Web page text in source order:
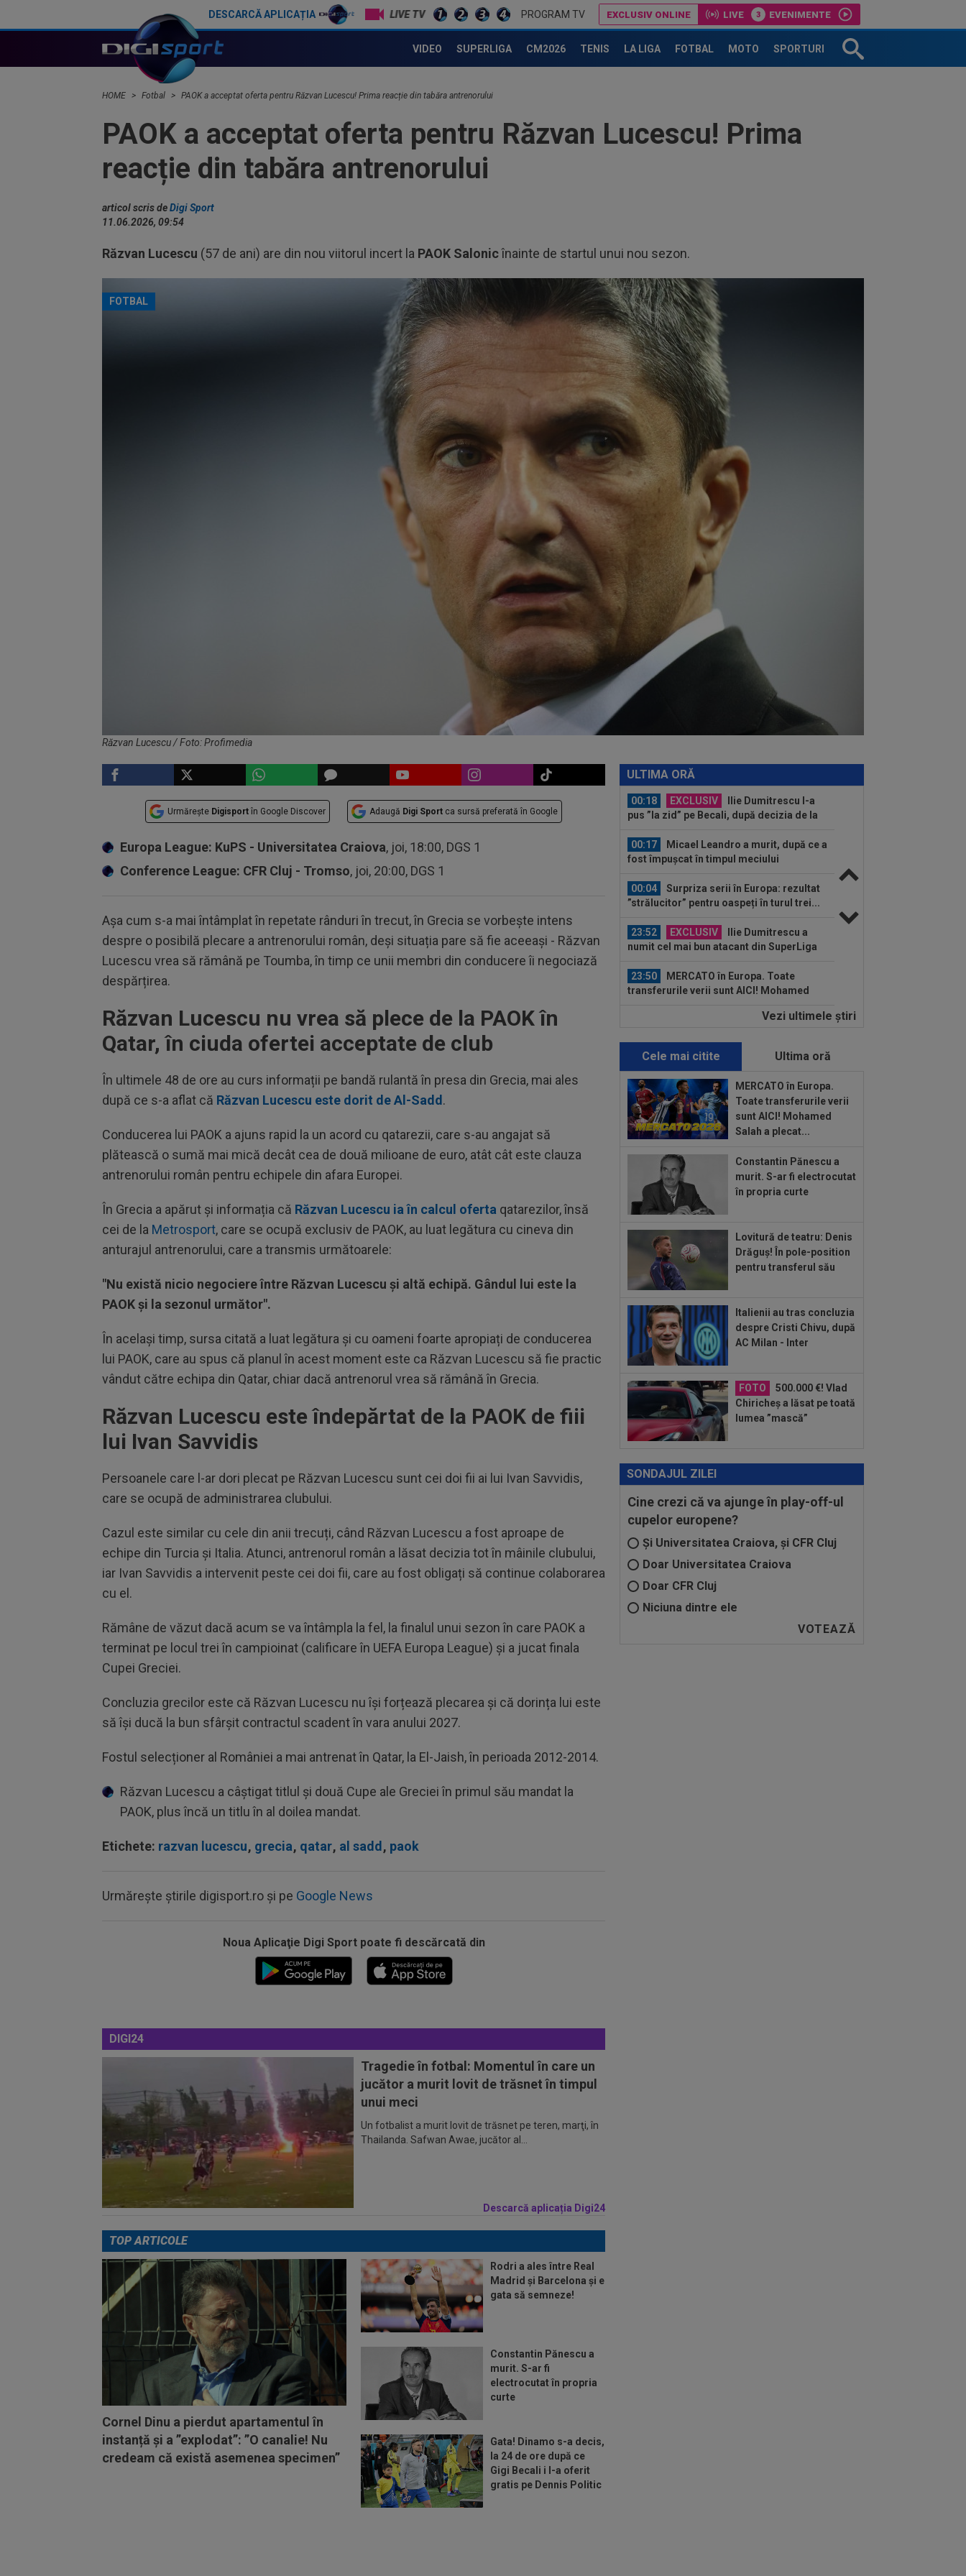
DESCARCĂ APLICAȚIA LIVE TV PROGRAM TV EXCLUSIV ONLINE LIVE EVENIMENTE
VIDEO SUPERLIGA CM2026 TENIS LA LIGA FOTBAL MOTO SPORTURI
HOME Fotbal PAOK a acceptat oferta pentru Răzvan Lucescu! Prima reacție din tabăra antrenorului
PAOK a acceptat oferta pentru Răzvan Lucescu! Prima
reacție din tabăra antrenorului
articol scris deDigi Sport
11.06.2026, 09:54
Răzvan Lucescu (57 de ani) are din nou viitorul incert la PAOK Salonicînainte de startul unui nou sezon.
FOTBAL
Răzvan Lucescu / Foto: Profimedia
Urmărește Digisport în Google Discover Adaugă Digi Sport ca sursă preferată în Google
Europa League: KuPS - Universitatea Craiova, joi, 18:00, DGS 1
Conference League: CFR Cluj - Tromso, joi, 20:00, DGS 1
Așa cum s-a mai întâmplat în repetate rânduri în trecut, în Grecia se vorbește intens
despre o posibilă plecare a antrenorului român, deși situația pare să fie aceeași - Răzvan
Lucescu vrea să rămână pe Toumba, în timp ce unii membri din conducere îi negociază
despărțirea.
Răzvan Lucescu nu vrea să plece de la PAOK în
Qatar, în ciuda ofertei acceptate de club
În ultimele 48 de ore au curs informații pe bandă rulantă în presa din Grecia, mai ales
după ce s-a aflat că Răzvan Lucescu este dorit de Al-Sadd .
Conducerea lui PAOK a ajuns rapid la un acord cu qatarezii, care s-au angajat să
plătească o sumă mai mică decât cea de două milioane de euro, atât cât este clauza
antrenorului român pentru echipele din afara Europei.
În Grecia a apărut și informația că Răzvan Lucescu ia în calcul oferta qatarezilor, însă
cei de la Metrosport, care se ocupă exclusiv de PAOK, au luat legătura cu cineva din
anturajul antrenorului, care a transmis următoarele:
"Nu există nicio negociere între Răzvan Lucescu și altă echipă. Gândul lui este la
PAOK și la sezonul următor".
În același timp, sursa citată a luat legătura și cu oameni foarte apropiați de conducerea
lui PAOK, care au spus că planul în acest moment este ca Răzvan Lucescu să fie practic
vândut către echipa din Qatar, chiar dacă antrenorul vrea să rămână în Grecia.
Răzvan Lucescu este îndepărtat de la PAOK de fiii
lui Ivan Savvidis
Persoanele care l-ar dori plecat pe Răzvan Lucescu sunt cei doi fii ai lui Ivan Savvidis,
care se ocupă de administrarea clubului.
Cazul este similar cu cele din anii trecuți, când Răzvan Lucescu a fost aproape de
echipe din Turcia și Italia. Atunci, antrenorul român a lăsat decizia tot în mâinile clubului,
iar Ivan Savvidis a intervenit peste cei doi fii, care au fost obligați să continue colaborarea
cu el.
Rămâne de văzut dacă acum se va întâmpla la fel, la finalul unui sezon în care PAOK a
terminat pe locul trei în campioinat (calificare în UEFA Europa League) și a jucat finala
Cupei Greciei.
Concluzia grecilor este că Răzvan Lucescu nu își forțează plecarea și că dorința lui este
să își ducă la bun sfârșit contractul scadent în vara anului 2027.
Fostul selecționer al României a mai antrenat în Qatar, la El-Jaish, în perioada 2012-2014.
Răzvan Lucescu a câștigat titlul și două Cupe ale Greciei în primul său mandat la
PAOK, plus încă un titlu în al doilea mandat.
Etichete: razvan lucescu, grecia, qatar, al sadd , paok
Urmărește știrile digisport.ro și pe Google News
Noua Aplicaţie Digi Sport poate fi descărcată din
DIGI24
Tragedie în fotbal: Momentul în care un
jucător a murit lovit de trăsnet în timpul
unui meci
Un fotbalist a murit lovit de trăsnet pe teren, marţi, în
Thailanda. Safwan Awae, jucător al...
Descarcă aplicația Digi24
ULTIMA ORĂ
23:52 EXCLUSIV
Ilie Dumitrescu a
numit cel mai bun atacant din SuperLiga
MERCATO în Europa. Toate
transferurile verii sunt AICI! Mohamed
Salah a plecat...
23:42
Surpriza din preliminariile
Champions League le-a rupt seria de
victorii...
23:38
EXCLUSIV
Doi jucători din
SuperLiga, propuși la FCSB: ”Pot plăti
oricât”
23:28
Victor Pițurcă: ”Cei
din Minister nu vor ca Steaua să
promoveze”
Dan Petrescu s-a
carierei
00:18 EXCLUSIV
Ilie Dumitrescu l-a
pus ”la zid” pe Becali, după decizia de la
00:17
Micael Leandro a murit, după ce a
fost împușcat în timpul meciului
00:04
Surpriza serii în Europa: rezultat
”strălucitor” pentru oaspeți în turul trei...
23:52 EXCLUSIV
Ilie Dumitrescu a
numit cel mai bun atacant din SuperLiga
23:50
MERCATO în Europa. Toate
transferurile verii sunt AICI! Mohamed
Surpriza din preliminariile
23:38
EXCLUSIV
Doi jucători din
SuperLiga, propuși la FCSB: ”Pot plăti
oricât”
23:28
EXCLUSIV
Victor Pițurcă: ”Cei
din Minister nu vor ca Steaua să
promoveze”
00:19
Jovo Lukic e în fața transferului
carierei
00:18 EXCLUSIV
Ilie Dumitrescu l-a
pus ”la zid” pe Becali, după decizia de la
FCSB: ”Te-ai...
00:17
Micael Leandro a murit, după ce a
00:04
Surpriza serii în Europa: rezultat
”strălucitor” pentru oaspeți în turul trei...
Vezi ultimele ştiri
Cele mai citite Ultima oră
MERCATO în Europa.
Toate transferurile verii
sunt AICI! Mohamed
Salah a plecat...
Constantin Pănescu a
murit. S-ar fi electrocutat
în propria curte
Lovitură de teatru: Denis
Drăguș! În pole-position
pentru transferul său
Italienii au tras concluzia
despre Cristi Chivu, după
AC Milan - Inter
FOTO
500.000 €! Vlad
Chiricheș a lăsat pe toată
lumea ”mască”
SONDAJUL ZILEI
Cine crezi că va ajunge în play-off-ul
cupelor europene?
Și Universitatea Craiova, și CFR Cluj
Doar Universitatea Craiova
Doar CFR Cluj
Niciuna dintre ele
TOP ARTICOLE
Cornel Dinu a pierdut apartamentul în
instanță și a ”explodat”: ”O canalie! Nu
credeam că există asemenea specimen”
Rodri a ales între Real
Madrid și Barcelona și e
gata să semneze!
Constantin Pănescu a
murit. S-ar fi
electrocutat în propria
curte
Gata! Dinamo s-a decis,
la 24 de ore după ce
Gigi Becali i l-a oferit
gratis pe Dennis Politic